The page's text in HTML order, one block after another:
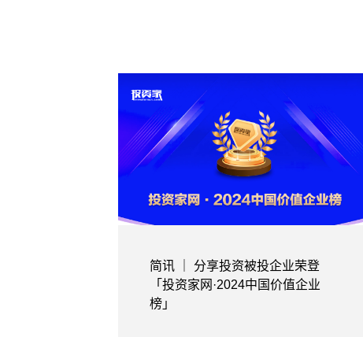
简讯 ｜ 分享投资被投企业荣登
「投资家网·2024中国价值企业
榜」